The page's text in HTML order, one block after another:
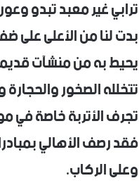
ترابي غير معبد تبدو
بدت لنا من الأعلى
يحيط به من منشآت
تتخلله الصخور
تجرف الأتربة خاصة
فقد رصف الأهالي
وعلى الركاب.